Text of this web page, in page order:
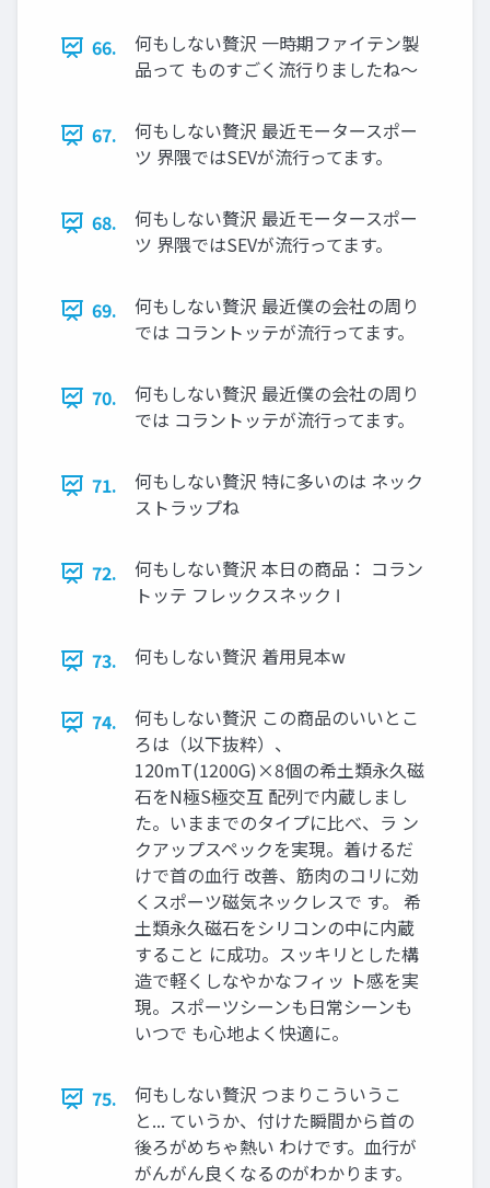
66.
何もしない贅沢 一時期ファイテン製
品って ものすごく流行りましたね～
67.
何もしない贅沢 最近モータースポー
ツ 界隈ではSEVが流行ってます。
68.
何もしない贅沢 最近モータースポー
ツ 界隈ではSEVが流行ってます。
69.
何もしない贅沢 最近僕の会社の周り
では コラントッテが流行ってます。
70.
何もしない贅沢 最近僕の会社の周り
では コラントッテが流行ってます。
71.
何もしない贅沢 特に多いのは ネック
ストラップね
72.
何もしない贅沢 本日の商品： コラン
トッテ フレックスネック Ⅰ
73. 何もしない贅沢 着用見本w
74.
何もしない贅沢 この商品のいいとこ
ろは（以下抜粋）、
120mT(1200G)×8個の希土類永久磁
石をN極S極交互 配列で内蔵しまし
た。いままでのタイプに比べ、ラ ン
クアップスペックを実現。着けるだ
けで首の血行 改善、筋肉のコリに効
くスポーツ磁気ネックレスで す。 希
土類永久磁石をシリコンの中に内蔵
すること に成功。スッキリとした構
造で軽くしなやかなフィッ ト感を実
現。スポーツシーンも日常シーンも
いつで も心地よく快適に。
75.
何もしない贅沢 つまりこういうこ
と... ていうか、付けた瞬間から首の
後ろがめちゃ熱い わけです。血行が
がんがん良くなるのがわかります。